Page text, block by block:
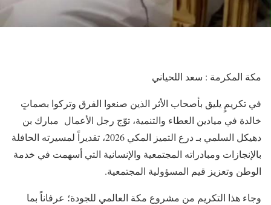
مكة المكرمة : سعد اللحياني
في تكريمٍ يليق بأصحاب الأثر الذين صنعوا الفرق وتركوا بصماتٍ
خالدة في ميادين العطاء والتنمية، توّج رجل الأعمال مبارك بن
دهيكل السلمي بـ درع التميز المكي 2026، تقديراً لمسيرته الحافلة
بالإنجازات ومبادراته المجتمعية والإنسانية التي أسهمت في خدمة
الوطن وتعزيز قيم المسؤولية المجتمعية.
وجاء هذا التكريم من مشروع مكة العالمي للجودة؛ عرفاناً بما